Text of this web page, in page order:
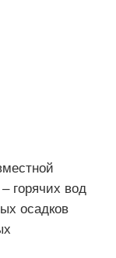
горячих вод
осадков